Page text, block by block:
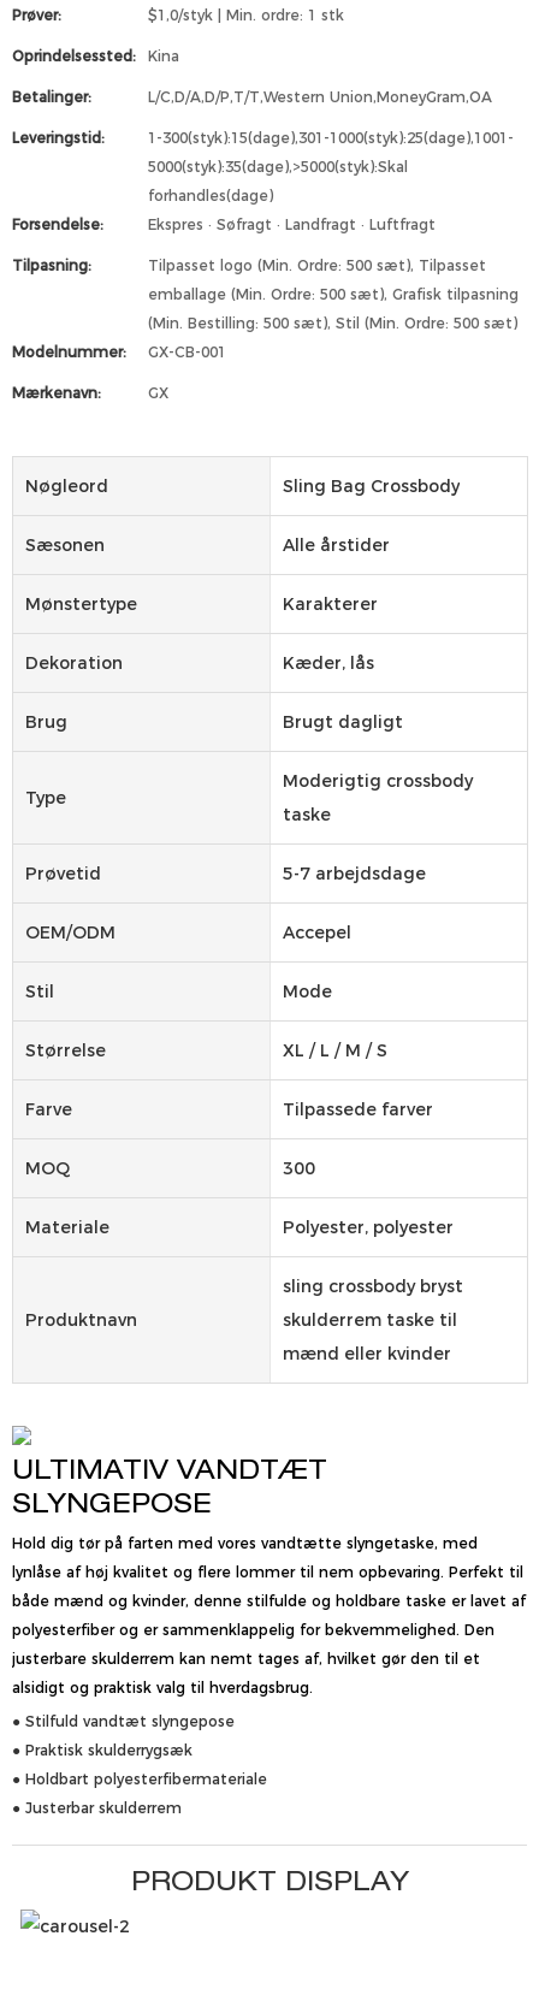
Prøver: $1,0/styk | Min. ordre: 1 stk
Oprindelsessted: Kina
Betalinger: L/C,D/A,D/P,T/T,Western Union,MoneyGram,OA
Leveringstid:
1-300(styk):15(dage),301-1000(styk):25(dage),1001-
5000(styk):35(dage),>5000(styk):Skal
forhandles(dage)
Forsendelse:
Ekspres · Søfragt · Landfragt · Luftfragt
Tilpasning:
Tilpasset logo (Min. Ordre: 500 sæt), Tilpasset
emballage (Min. Ordre: 500 sæt), Grafisk tilpasning
(Min. Bestilling: 500 sæt), Stil (Min. Ordre: 500 sæt)
Modelnummer:
GX-CB-001
Mærkenavn: GX
Nøgleord Sling Bag Crossbody
Sæsonen Alle årstider
Mønstertype Karakterer
Dekoration Kæder, lås
Brug Brugt dagligt
Type
Moderigtig crossbody
taske
Prøvetid 5-7 arbejdsdage
OEM/ODM Accepel
Stil Mode
Størrelse XL / L / M / S
Farve Tilpassede farver
MOQ 300
Materiale Polyester, polyester
Produktnavn
sling crossbody bryst
skulderrem taske til
mænd eller kvinder
ULTIMATIV VANDTÆT
SLYNGEPOSE
Hold dig tør på farten med vores vandtætte slyngetaske, med
lynlåse af høj kvalitet og flere lommer til nem opbevaring. Perfekt til
både mænd og kvinder, denne stilfulde og holdbare taske er lavet af
polyesterfiber og er sammenklappelig for bekvemmelighed. Den
justerbare skulderrem kan nemt tages af, hvilket gør den til et
alsidigt og praktisk valg til hverdagsbrug.
● Stilfuld vandtæt slyngepose
● Praktisk skulderrygsæk
● Holdbart polyesterfibermateriale
● Justerbar skulderrem
PRODUKT DISPLAY